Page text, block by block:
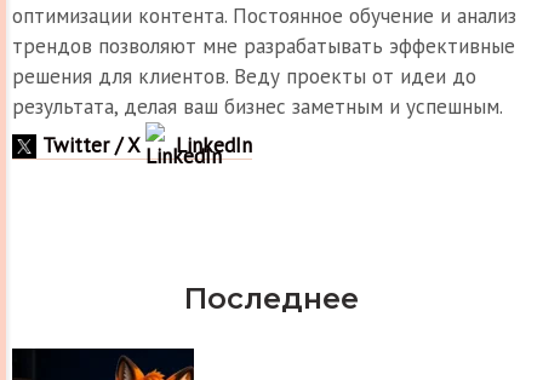
оптимизации контента. Постоянное обучение и анализ
трендов позволяют мне разрабатывать эффективные
решения для клиентов. Веду проекты от идеи до
результата, делая ваш бизнес заметным и успешным.
Twitter / X
LinkedIn
Последнее